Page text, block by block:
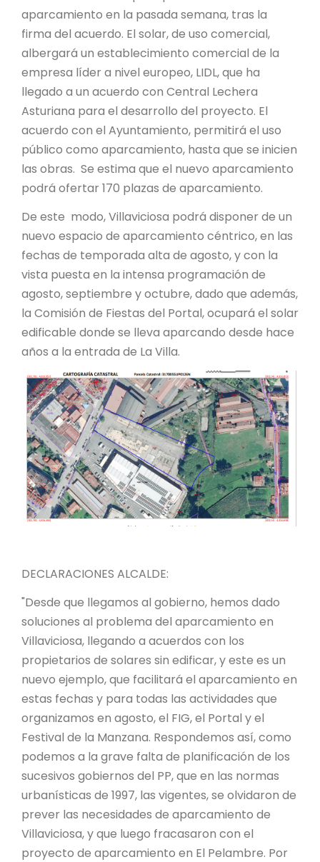
aparcamiento en la pasada semana, tras la
firma del acuerdo. El solar, de uso comercial,
albergará un establecimiento comercial de la
empresa líder a nivel europeo, LIDL, que ha
llegado a un acuerdo con Central Lechera
Asturiana para el desarrollo del proyecto. El
acuerdo con el Ayuntamiento, permitirá el uso
público como aparcamiento, hasta que se inicien
las obras. Se estima que el nuevo aparcamiento
podrá ofertar 170 plazas de aparcamiento.
De este modo, Villaviciosa podrá disponer de un
nuevo espacio de aparcamiento céntrico, en las
fechas de temporada alta de agosto, y con la
vista puesta en la intensa programación de
agosto, septiembre y octubre, dado que además,
la Comisión de Fiestas del Portal, ocupará el solar
edificable donde se lleva aparcando desde hace
años a la entrada de La Villa.
DECLARACIONES ALCALDE:
"Desde que llegamos al gobierno, hemos dado
soluciones al problema del aparcamiento en
Villaviciosa, llegando a acuerdos con los
propietarios de solares sin edificar, y este es un
nuevo ejemplo, que facilitará el aparcamiento en
estas fechas y para todas las actividades que
organizamos en agosto, el FIG, el Portal y el
Festival de la Manzana. Respondemos así, como
podemos a la grave falta de planificación de los
sucesivos gobiernos del PP, que en las normas
urbanísticas de 1997, las vigentes, se olvidaron de
prever las necesidades de aparcamiento de
Villaviciosa, y que luego fracasaron con el
proyecto de aparcamiento en El Pelambre. Por